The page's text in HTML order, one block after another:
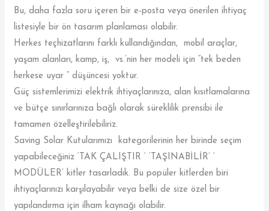
Bu, daha fazla soru içeren bir e-posta veya önerilen ihtiyaç
listesiyle bir ön tasarım planlaması olabilir.
Herkes teçhizatlarını farklı kullandığından, mobil araçlar,
yaşam alanları, kamp, iş, vs.’nin her modeli için “tek beden
herkese uyar ” düşüncesi yoktur.
Güç sistemlerimizi elektrik ihtiyaçlarınıza, alan kısıtlamalarına
ve bütçe sınırlarınıza bağlı olarak süreklilik prensibi ile
tamamen özelleştirilebiliriz.
Saving Solar Kutularımızı kategorilerinin her birinde seçim
yapabileceğiniz ‘TAK ÇALIŞTIR ‘ ‘TAŞINABİLİR’ ‘
MODÜLER’ kitler tasarladık. Bu popüler kitlerden biri
ihtiyaçlarınızı karşılayabilir veya belki de size özel bir
yapılandırma için ilham kaynağı olabilir.